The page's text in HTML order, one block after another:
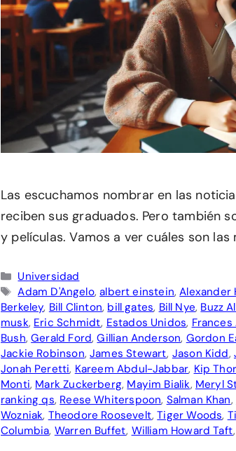
Las escuchamos nombrar en las
reciben sus graduados. Pero también
y películas. Vamos a ver cuáles son
Categorías
Universidad
Etiquetas
Adam D'Angelo,albert einstein,Alexander
Berkeley, Bill Clinton, bill gates, Bill Nye, Buzz
musk, Eric Schmidt, Estados Unidos,
Bush,Gerald Ford,Gillian Anderson, Gordon
Jackie Robinson,James Stewart, Jason Kidd,
Jonah Peretti, Kareem Abdul-Jabbar, Kip
Monti, Mark Zuckerberg, Mayim Bialik, Meryl
ranking qs, Reese Whiterspoon, Salman Khan,
Wozniak, Theodore Roosevelt,Tiger Woods,
Columbia, Warren Buffet, William Howard Taft